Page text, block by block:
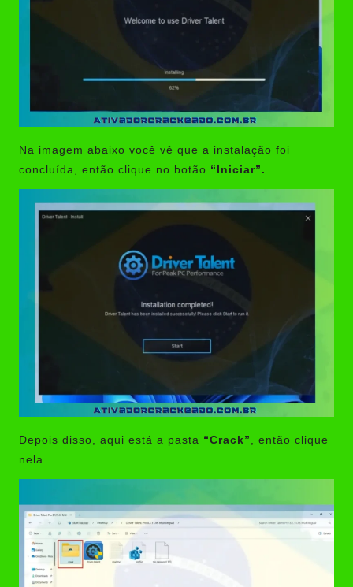
Na imagem abaixo você vê que a instalação foi
concluída, então clique no botão “Iniciar”.
Depois disso, aqui está a pasta “Crack” , então clique
nela.